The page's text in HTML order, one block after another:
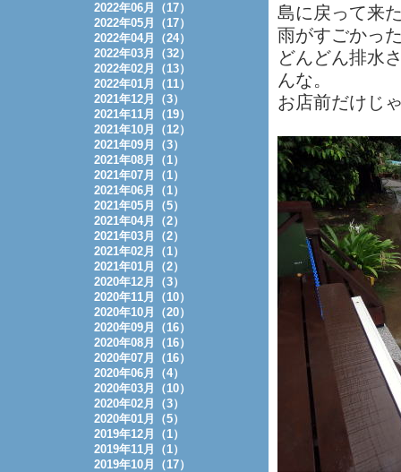
島に戻って来
雨がすごかっ
どんどん排水
んな。
お店前だけじ
2022年06月（17）
2022年05月（17）
2022年04月（24）
2022年03月（32）
2022年02月（13）
2022年01月（11）
2021年12月（3）
2021年11月（19）
2021年10月（12）
2021年09月（3）
2021年08月（1）
2021年07月（1）
2021年06月（1）
2021年05月（5）
2021年04月（2）
2021年03月（2）
2021年02月（1）
2021年01月（2）
2020年12月（3）
2020年11月（10）
2020年10月（20）
2020年09月（16）
2020年08月（16）
2020年07月（16）
2020年06月（4）
2020年03月（10）
2020年02月（3）
2020年01月（5）
2019年12月（1）
2019年11月（1）
2019年10月（17）